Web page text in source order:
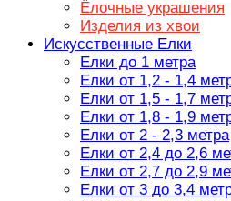
Ёлочные украшения
Изделия из хвои
Искусственные Елки
Елки до 1 метра
Елки от 1,2 - 1,4
Елки от 1,5 - 1,7
Елки от 1,8 - 1,9
Елки от 2 - 2,3 метра
Елки от 2,4 до 2,6
Елки от 2,7 до 2,9
Елки от 3 до 3,4